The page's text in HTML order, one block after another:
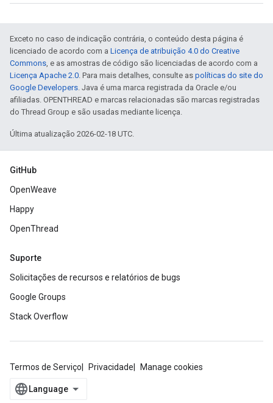
Exceto no caso de indicação contrária, o conteúdo desta página é
licenciado de acordo com a Licença de atribuição 4.0 do Creative
Commons, e as amostras de código são licenciadas de acordo com a
Licença Apache 2.0. Para mais detalhes, consulte as políticas do site do
Google Developers. Java é uma marca registrada da Oracle e/ou
afiliadas. OPENTHREAD e marcas relacionadas são marcas registradas
do Thread Group e são usadas mediante licença.
Última atualização 2026-02-18 UTC.
GitHub
OpenWeave
Happy
OpenThread
Suporte
Solicitações de recursos e relatórios de bugs
Google Groups
Stack Overflow
Termos de Serviço Privacidade Manage cookies